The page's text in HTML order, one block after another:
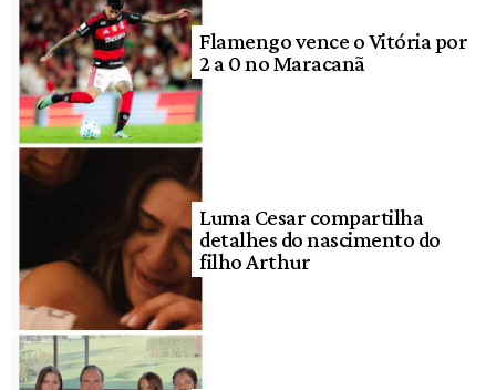
Flamengo vence o Vitória por
2 a 0 no Maracanã
Luma Cesar compartilha
detalhes do nascimento do
filho Arthur